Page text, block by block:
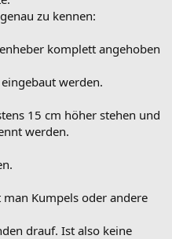
zu kennen:
komplett angehoben
werden.
15 cm höher stehen und
werden.
Kumpels oder andere
drauf. Ist also keine